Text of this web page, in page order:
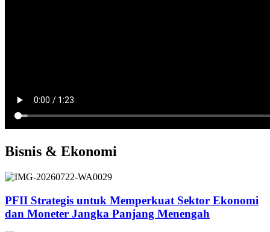
Bisnis & Ekonomi
PFII Strategis untuk Memperkuat Sektor Ekonomi
dan Moneter Jangka Panjang Menengah